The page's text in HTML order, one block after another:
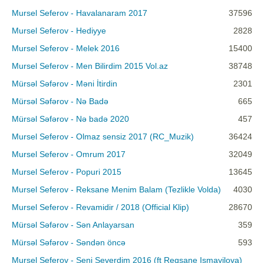
Mursel Seferov - Havalanaram 2017
37596
Mursel Seferov - Hediyye
2828
Mursel Seferov - Melek 2016
15400
Mursel Seferov - Men Bilirdim 2015 Vol.az
38748
Mürsəl Səfərov - Məni İtirdin
2301
Mürsəl Səfərov - Nə Badə
665
Mürsəl Səfərov - Nə badə 2020
457
Mursel Seferov - Olmaz sensiz 2017 (RC_Muzik)
36424
Mursel Seferov - Omrum 2017
32049
Mursel Seferov - Popuri 2015
13645
Mursel Seferov - Reksane Menim Balam (Tezlikle Volda)
4030
Mursel Seferov - Revamidir / 2018 (Official Klip)
28670
Mürsəl Səfərov - Sən Anlayarsan
359
Mürsəl Səfərov - Səndən öncə
593
Mursel Seferov - Seni Severdim 2016 (ft Reqsane Ismayilova)